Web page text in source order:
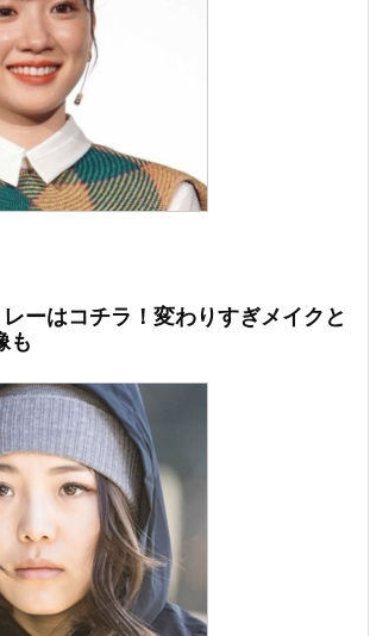
ーはコチラ！変わりすぎメイクと
も